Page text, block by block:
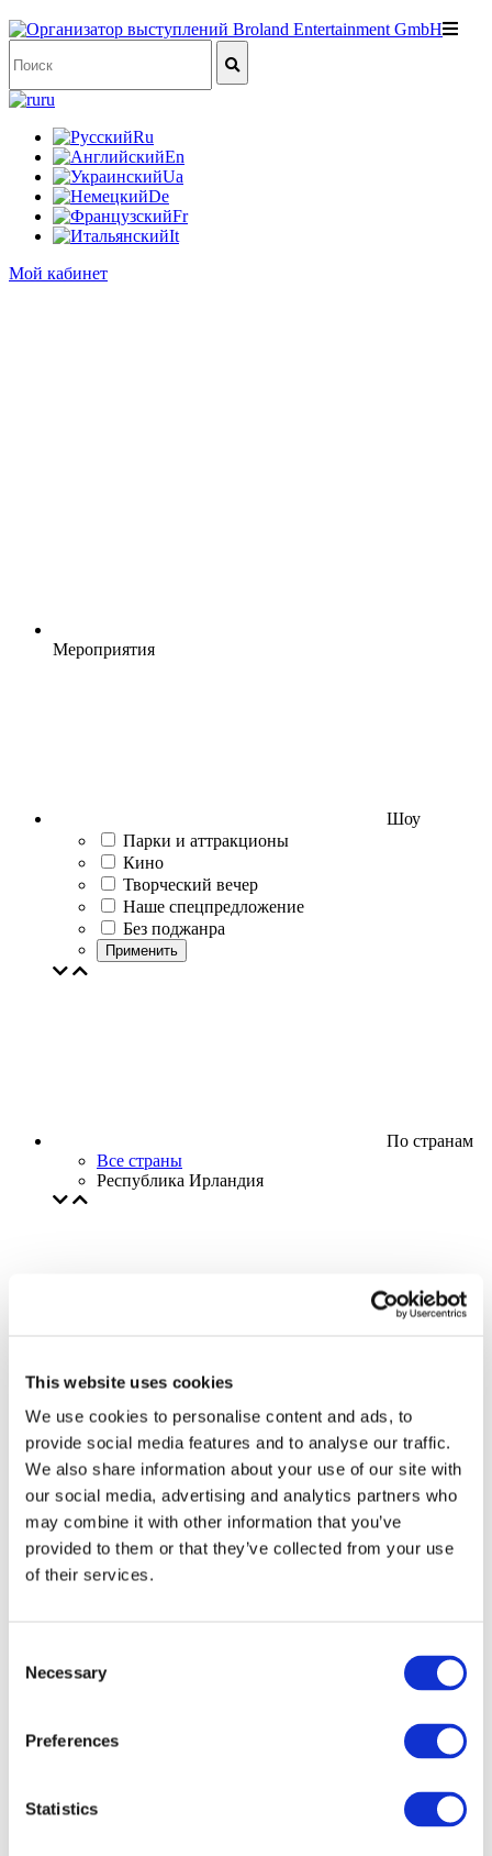
This website uses cookies
We use cookies to personalise content and ads, to
provide social media features and to analyse our traffic.
We also share information about your use of our site with
our social media, advertising and analytics partners who
may combine it with other information that you’ve
provided to them or that they’ve collected from your use
of their services.
Selection
Necessary
Preferences
Statistics
ru
Ru
En
Ua
De
Fr
It
Мой кабинет
Мероприятия
Шоу
Парки и аттракционы
Кино
Творческий вечер
Наше спецпредложение
Без поджанра
Применить
По странам
Все страны
Республика Ирландия